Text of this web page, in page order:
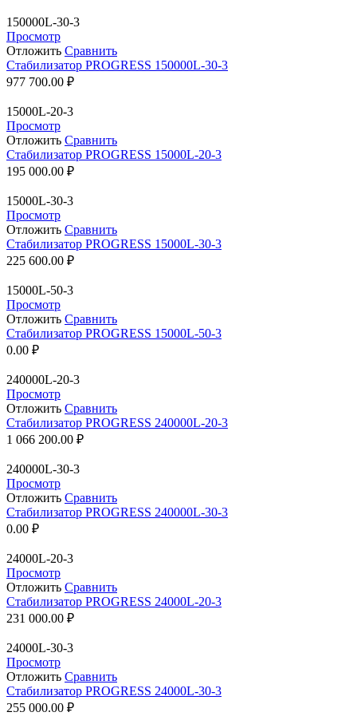
150000L-30-3
Просмотр
Отложить Сравнить
Стабилизатор PROGRESS 150000L-30-3
977 700.00 ₽
15000L-20-3
Просмотр
Отложить Сравнить
Стабилизатор PROGRESS 15000L-20-3
195 000.00 ₽
15000L-30-3
Просмотр
Отложить Сравнить
Стабилизатор PROGRESS 15000L-30-3
225 600.00 ₽
15000L-50-3
Просмотр
Отложить Сравнить
Стабилизатор PROGRESS 15000L-50-3
0.00 ₽
240000L-20-3
Просмотр
Отложить Сравнить
Стабилизатор PROGRESS 240000L-20-3
1 066 200.00 ₽
240000L-30-3
Просмотр
Отложить Сравнить
Стабилизатор PROGRESS 240000L-30-3
0.00 ₽
24000L-20-3
Просмотр
Отложить Сравнить
Стабилизатор PROGRESS 24000L-20-3
231 000.00 ₽
24000L-30-3
Просмотр
Отложить Сравнить
Стабилизатор PROGRESS 24000L-30-3
255 000.00 ₽